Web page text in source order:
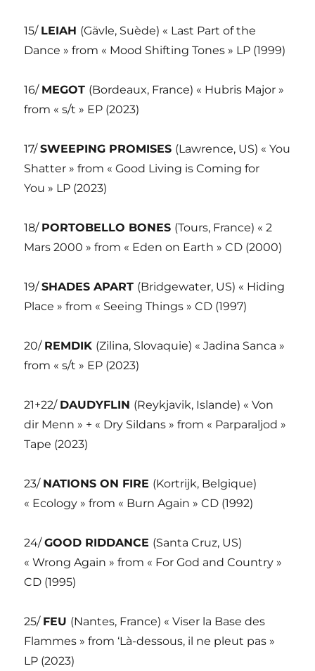
15/ LEIAH (Gävle, Suède) « Last Part of the
Dance » from « Mood Shifting Tones » LP (1999)
16/ MEGOT (Bordeaux, France) « Hubris Major »
from « s/t » EP (2023)
17/SWEEPING PROMISES (Lawrence, US) « You
Shatter » from « Good Living is Coming for
You » LP (2023)
18/ PORTOBELLO BONES (Tours, France) « 2
Mars 2000 » from « Eden on Earth » CD (2000)
19/SHADES APART (Bridgewater, US) « Hiding
Place » from « Seeing Things » CD (1997)
20/ REMDIK (Zilina, Slovaquie) « Jadina Sanca »
from « s/t » EP (2023)
21+22/ DAUDYFLIN (Reykjavik, Islande) « Von
dir Menn » + « Dry Sildans » from « Parparaljod »
Tape (2023)
23/ NATIONS ON FIRE (Kortrijk, Belgique)
« Ecology » from « Burn Again » CD (1992)
24/GOOD RIDDANCE (Santa Cruz, US)
« Wrong Again » from « For God and Country »
CD (1995)
25/ FEU (Nantes, France) « Viser la Base des
Flammes » from ‘Là-dessous, il ne pleut pas »
LP (2023)